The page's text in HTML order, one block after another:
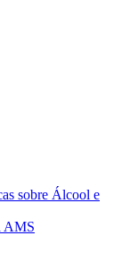
sobre Álcool e
AMS